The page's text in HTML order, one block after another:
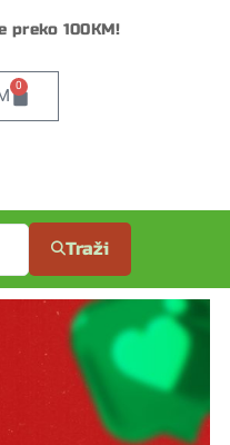
preko 100KM!
0
Traži